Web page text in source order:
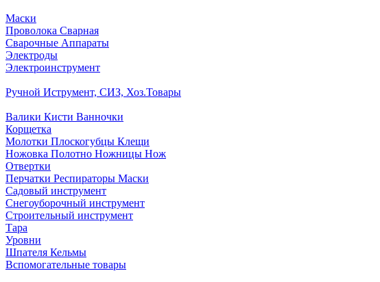
Маски
Проволока Сварная
Сварочные Аппараты
Электроды
Электроинструмент
Ручной Иструмент, СИЗ, Хоз.Товары
Валики Кисти Ванночки
Корщетка
Молотки Плоскогубцы Клещи
Ножовка Полотно Ножницы Нож
Отвертки
Перчатки Респираторы Маски
Садовый инструмент
Снегоуборочный инструмент
Строительный инструмент
Тара
Уровни
Шпателя Кельмы
Вспомогательные товары